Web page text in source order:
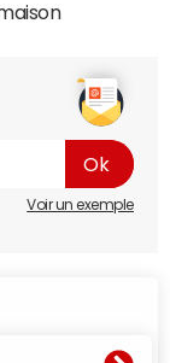
Voir un exemple